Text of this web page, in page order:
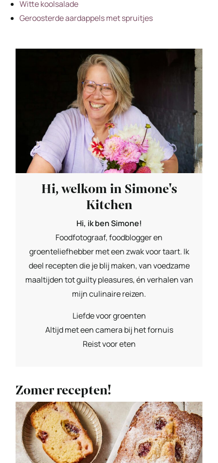
Witte koolsalade
Geroosterde aardappels met spruitjes
Hi, welkom in Simone's
Kitchen
Hi, ik ben Simone!
Foodfotograaf, foodblogger en
groenteliefhebber met een zwak voor taart. Ik
deel recepten die je blij maken, van voedzame
maaltijden tot guilty pleasures, én verhalen van
mijn culinaire reizen.
Liefde voor groenten
Altijd met een camera bij het fornuis
Reist voor eten
Zomer recepten!